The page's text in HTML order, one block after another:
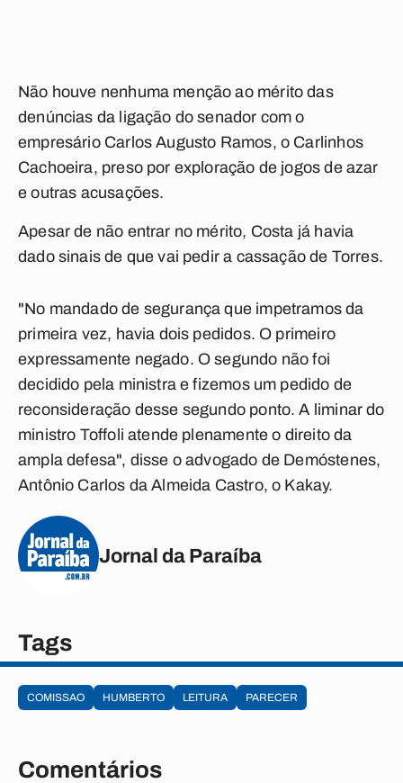
Não houve nenhuma menção ao mérito das
denúncias da ligação do senador com o
empresário Carlos Augusto Ramos, o Carlinhos
Cachoeira, preso por exploração de jogos de azar
e outras acusações.
Apesar de não entrar no mérito, Costa já havia
dado sinais de que vai pedir a cassação de Torres.
"No mandado de segurança que impetramos da
primeira vez, havia dois pedidos. O primeiro
expressamente negado. O segundo não foi
decidido pela ministra e fizemos um pedido de
reconsideração desse segundo ponto. A liminar do
ministro Toffoli atende plenamente o direito da
ampla defesa", disse o advogado de Demóstenes,
Antônio Carlos da Almeida Castro, o Kakay.
Jornal da Paraíba
Tags
COMISSAO HUMBERTO LEITURA PARECER
Comentários